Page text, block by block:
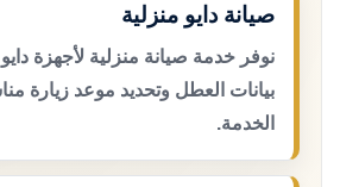
صيانة دايو منزلية
نوفر خدمة صيانة منزلية لأجهزة
بيانات العطل وتحديد موعد زيارة
الخدمة.